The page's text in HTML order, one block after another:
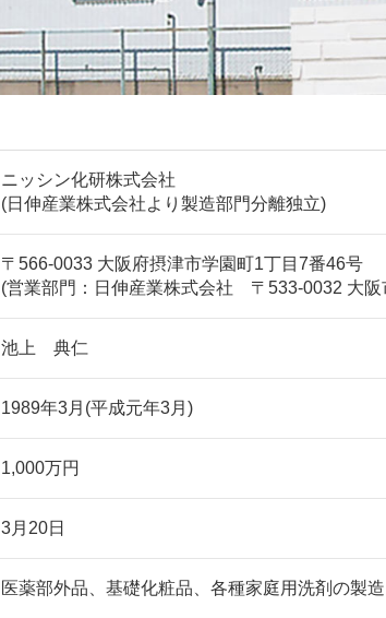
ニッシン化研株式会社
(日伸産業株式会社より製造部門分離独立)
〒566-0033 大阪府摂津市学園町1丁目7番46号
(営業部門：日伸産業株式会社 〒533-0032 大阪
池上 典仁
1989年3月(平成元年3月)
1,000万円
3月20日
医薬部外品、基礎化粧品、各種家庭用洗剤の製造